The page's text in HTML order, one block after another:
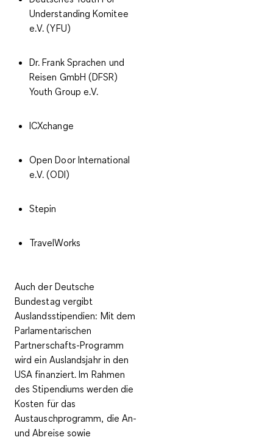
Understanding Komitee
e.V. (YFU)
Dr. Frank Sprachen und
Reisen GmbH (DFSR)
Youth Group e.V.
ICXchange
Open Door International
e.V. (ODI)
Stepin
TravelWorks
Auch der Deutsche
Bundestag vergibt
Auslandsstipendien: Mit dem
Parlamentarischen
Partnerschafts-Programm
wird ein Auslandsjahr in den
USA finanziert. Im Rahmen
des Stipendiums werden die
Kosten für das
Austauschprogramm, die An-
und Abreise sowie